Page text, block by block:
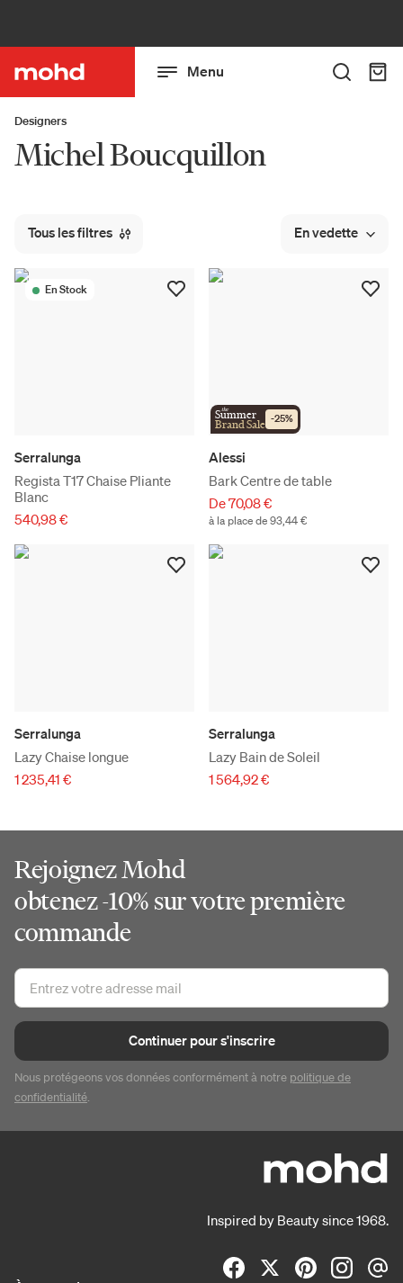
Menu
Designers
Michel Boucquillon
Tous les filtres En vedette
En Stock
Serralunga
Regista T17 Chaise Pliante
Blanc
540,98 €
the
Summer
Brand Sale -25%
Alessi
Bark Centre de table
De 70,08 €
à la place de 93,44 €
Serralunga
Lazy Chaise longue
1 235,41 €
Serralunga
Lazy Bain de Soleil
1 564,92 €
Rejoignez Mohd
obtenez -10% sur votre première
commande
Continuer pour s'inscrire
Nous protégeons vos données conformément à notre politique de
confidentialité.
Inspired by Beauty since 1968.